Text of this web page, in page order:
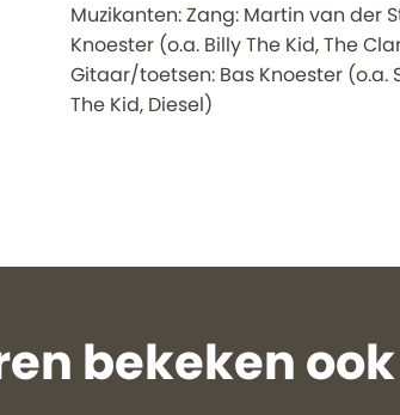
Muzikanten: Zang: Martin van der
Knoester (o.a. Billy The Kid, The
Gitaar/toetsen: Bas Knoester (o.a.
The Kid, Diesel)
bekeken ook